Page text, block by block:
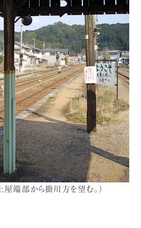
屋端部から掛川方を望む。）